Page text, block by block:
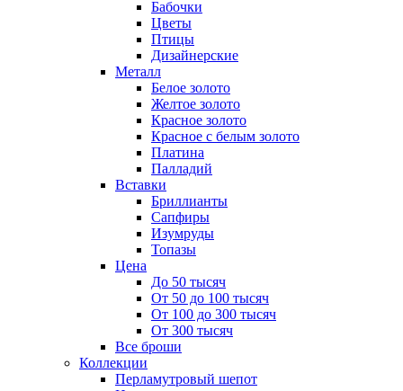
Бабочки
Цветы
Птицы
Дизайнерские
Металл
Белое золото
Желтое золото
Красное золото
Красное с белым золото
Платина
Палладий
Вставки
Бриллианты
Сапфиры
Изумруды
Топазы
Цена
До 50 тысяч
От 50 до 100 тысяч
От 100 до 300 тысяч
От 300 тысяч
Все броши
Коллекции
Перламутровый шепот